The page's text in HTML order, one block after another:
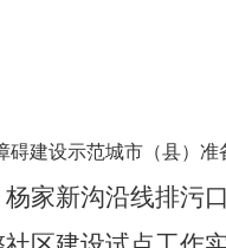
建设示范城市（县）准
家新沟沿线排污